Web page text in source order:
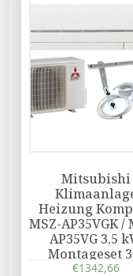
Mitsubishi
Heizung
MSZ-AP35VGK /
AP35VG 3,5
Montageset
€1342,66